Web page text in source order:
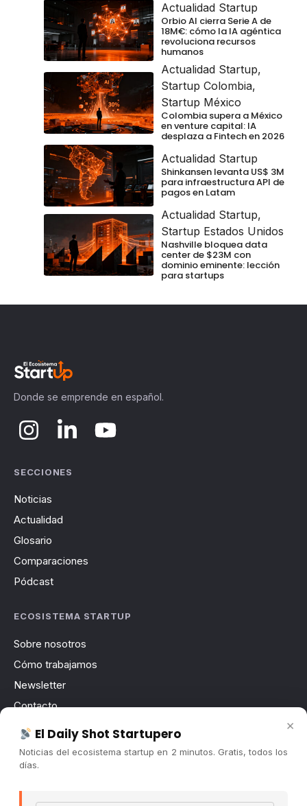
Actualidad Startup
Orbio AI cierra Serie A de
18M€: cómo la IA agéntica
revoluciona recursos
humanos
Actualidad Startup,
Startup Colombia,
Startup México
Colombia supera a México
en venture capital: IA
desplaza a Fintech en 2026
Actualidad Startup
Shinkansen levanta US$ 3M
para infraestructura API de
pagos en Latam
Actualidad Startup,
Startup Estados Unidos
Nashville bloquea data
center de $23M con
dominio eminente: lección
para startups
Donde se emprende en español.
SECCIONES
Noticias
Actualidad
Glosario
Comparaciones
Pódcast
ECOSISTEMA STARTUP
Sobre nosotros
Cómo trabajamos
Newsletter
Contacto
Publicidad
Convocatorias
×
El Daily Shot Startupero
Noticias del ecosistema startup en 2 minutos. Gratis, todos los
días.